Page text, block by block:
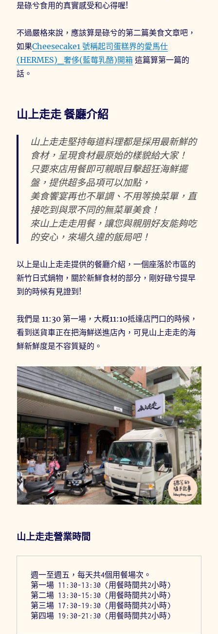
是碌兮食用的真實感受和心得喔!
不過嚴格來說，應該算是碌兮的第二篇美食文章吧，
如果Cheesecake1 號稱起司蛋糕界的愛馬仕
(HERMES)_奢侈(藍莓乳酪)開箱 這篇算第一篇的
話。
山上走走 餐廳介紹
山上走走堅持每道料理都是採用最新鮮的
食材，呈現食材最原始的樣貌給大家！
只要來店用餐即可親眼目擊超狂海鮮擺
盤，提供超多品項可以加點，
美食饗宴再也不單調、不用等換菜單，直
接吃到與眾不同的無菜單美食！
來山上走走用餐，讓您與親朋好友能夠吃
的安心，來場久違的飯局吧！
以上是山上走走提供的餐廳介紹，一個座落於市區的
新竹日式鍋物，關於新鮮食材的部分，剛好碌兮提早
到的時候有見證到!
我們是 11:30 第一場，大概11:10抵達店門口的時候，
看到送貨車正在把海鮮送進店內，可見山上走走的海
鮮新鮮度是不容質疑的。
山上走走營業時間
週一至週五，每天共4個用餐場次。
第一場 11:30-13:30 (用餐時間共2小時)
第二場 13:30-15:30 (用餐時間共2小時)
第三場 17:30-19:30 (用餐時間共2小時)
第四場 19:30-21:30 (用餐時間共2小時)